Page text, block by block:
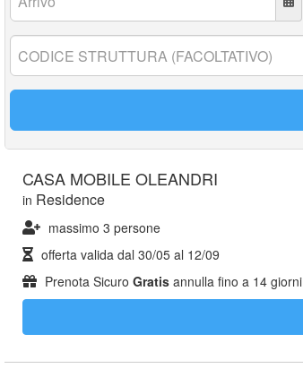
Codice
struttura:
CASA MOBILE OLEANDRI
in Residence
massimo 3 persone
offerta valida dal 30/05 al 12/09
Prenota Sicuro Gratis annulla fino a 14 giorni